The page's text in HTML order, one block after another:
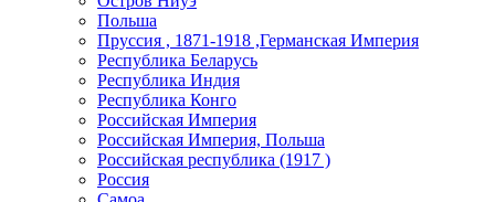
Польша
Пруссия , 1871-1918 ,Германская Империя
Республика Беларусь
Республика Индия
Республика Конго
Российская Империя
Российская Империя, Польша
Российская республика (1917 )
Россия